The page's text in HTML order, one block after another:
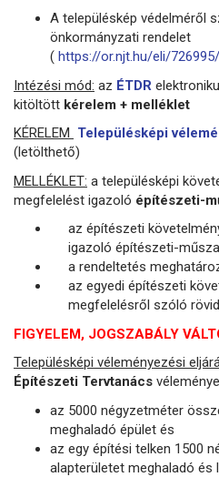
A településkép védelméről
önkormányzati rendelet
( https://or.njt.hu/eli/
Intézési mód: az ÉTDR
kitöltött kérelem + melléklet
KÉRELEM Településképi
(letölthető)
MELLÉKLET: a településképi
megfelelést igazoló építészeti-
az építészeti
igazoló építészeti-
a rendeltetés
az egyedi építészeti
megfelelésről szóló
FIGYELEM, JOGSZABÁLY
Településképi véleményezési
Építészeti Tervtanács
az 5000 négyzetméter
meghaladó épület és
az egy építési telken 1500
alapterületet meghaladó és